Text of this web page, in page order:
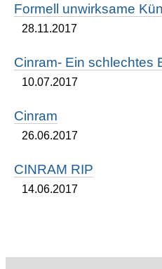
Formell unwirksame
28.11.2017
Cinram- Ein schlechtes
10.07.2017
Cinram
26.06.2017
CINRAM RIP
14.06.2017